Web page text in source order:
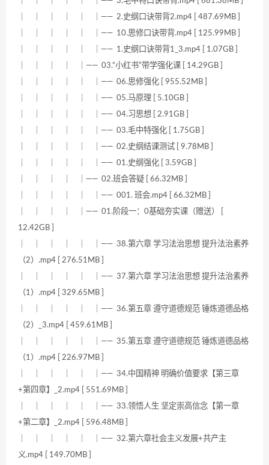
｜ ｜ ｜ ｜ ｜ ｜—— 2.史纲口诀带背2.mp4 [ 487.69MB ]
｜ ｜ ｜ ｜ ｜ ｜—— 10.思修口诀带背.mp4 [ 125.99MB ]
｜ ｜ ｜ ｜ ｜ ｜—— 1.史纲口诀带背1_3.mp4 [ 1.07GB ]
｜ ｜ ｜ ｜ ｜—— 03.“小红书”带学强化课 [ 14.29GB ]
｜ ｜ ｜ ｜ ｜ ｜—— 06.思修强化 [ 955.52MB ]
｜ ｜ ｜ ｜ ｜ ｜—— 05.马原理 [ 5.10GB ]
｜ ｜ ｜ ｜ ｜ ｜—— 04.习思想 [ 2.91GB ]
｜ ｜ ｜ ｜ ｜ ｜—— 03.毛中特强化 [ 1.75GB ]
｜ ｜ ｜ ｜ ｜ ｜—— 02.史纲结课测试 [ 9.78MB ]
｜ ｜ ｜ ｜ ｜ ｜—— 01.史纲强化 [ 3.59GB ]
｜ ｜ ｜ ｜ ｜—— 02.班会答疑 [ 66.32MB ]
｜ ｜ ｜ ｜ ｜ ｜—— 001. 班会.mp4 [ 66.32MB ]
｜ ｜ ｜ ｜ ｜—— 01.阶段一：0基础夯实课（赠送） [
12.42GB ]
｜ ｜ ｜ ｜ ｜ ｜—— 38.第六章 学习法治思想 提升法治素养
（2）.mp4 [ 276.51MB ]
｜ ｜ ｜ ｜ ｜ ｜—— 37.第六章 学习法治思想 提升法治素养
（1）.mp4 [ 329.65MB ]
｜ ｜ ｜ ｜ ｜ ｜—— 36.第五章 遵守道德规范 锤炼道德品格
（2）_3.mp4 [ 459.61MB ]
｜ ｜ ｜ ｜ ｜ ｜—— 35.第五章 遵守道德规范 锤炼道德品格
（1）.mp4 [ 226.97MB ]
｜ ｜ ｜ ｜ ｜ ｜—— 34.中国精神 明确价值要求【第三章
+第四章】_2.mp4 [ 551.69MB ]
｜ ｜ ｜ ｜ ｜ ｜—— 33.领悟人生 坚定崇高信念【第一章
+第二章】_2.mp4 [ 596.48MB ]
｜ ｜ ｜ ｜ ｜ ｜—— 32.第六章社会主义发展+共产主
义.mp4 [ 149.70MB ]